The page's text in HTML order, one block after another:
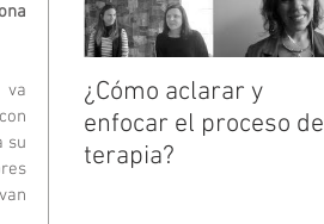
va
su
¿Cómo aclarar y
enfocar el proceso de
terapia?